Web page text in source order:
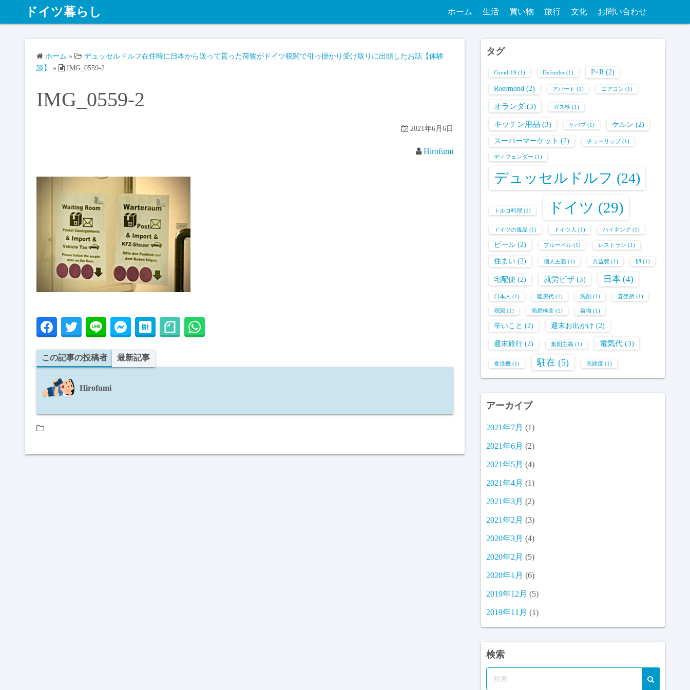
ドイツ暮らし ホーム 生活 買い物 旅行 文化 お問い合わせ
ホーム »
デュッセルドルフ在住時に日本から送って貰った荷物がドイツ税関で引っ掛かり受け取りに出頭したお話【体験
談】
» IMG_0559-2
IMG_0559-2
2021年6月6日
Hirofumi
この記事の投稿者 最新記事
Hirofumi
タグ
Covid-19 (1) Defender (1) P+R(2)
Roermond (2) アパート (1) エアコン (1)
オランダ(3) ガス検 (1)
キッチン用品 (3) ケバブ (1) ケルン (2)
スーパーマーケット (2) チューリップ(1)
ディフェンダー (1)
デュッセルドルフ (24)
トルコ料理 (1) ドイツ (29)
ドイツの逸品 (1) ドイツ人 (1) ハイキング (1)
ビール (2) ブルーベル (1) レストラン (1)
住まい (2) 個人主義 (1) 共益費 (1) 卵 (1)
宅配便 (2) 就労ビザ (3) 日本 (4)
日本人 (1) 暖房代 (1) 洗剤 (1) 直売所 (1)
税関 (1) 簡易検査 (1) 荷物 (1)
辛いこと (2) 週末お出かけ (2)
週末旅行 (2) 集団主義 (1) 電気代 (3)
食洗機 (1) 駐在 (5) 高緯度 (1)
アーカイブ
2021年7月 (1)
2021年6月 (2)
2021年5月 (4)
2021年4月 (1)
2021年3月 (2)
2021年2月 (3)
2020年3月 (4)
2020年2月 (5)
2020年1月 (6)
2019年12月 (5)
2019年11月 (1)
検索